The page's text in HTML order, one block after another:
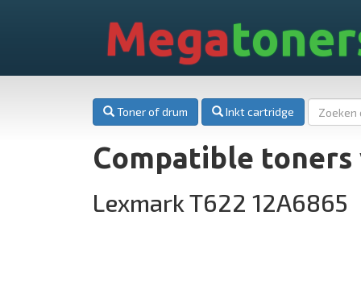
Mega
Toner of drum Inkt cartridge
Compatible toners
Lexmark T622 12A6865